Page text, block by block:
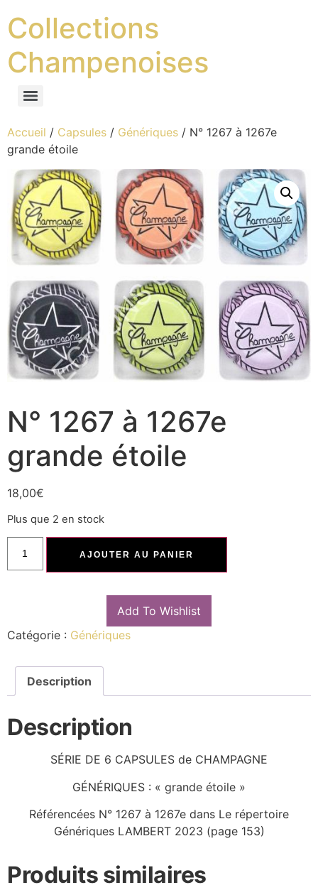
Collections
Champenoises
Accueil / Capsules / Génériques / N° 1267 à 1267e
grande étoile
N° 1267 à 1267e
grande étoile
18,00€
Plus que 2 en stock
AJOUTER AU PANIER
Add To Wishlist
Catégorie : Génériques
Description
Description
SÉRIE DE 6 CAPSULES de CHAMPAGNE
GÉNÉRIQUES : « grande étoile »
Référencées N° 1267 à 1267e dans Le répertoire
Génériques LAMBERT 2023 (page 153)
Produits similaires